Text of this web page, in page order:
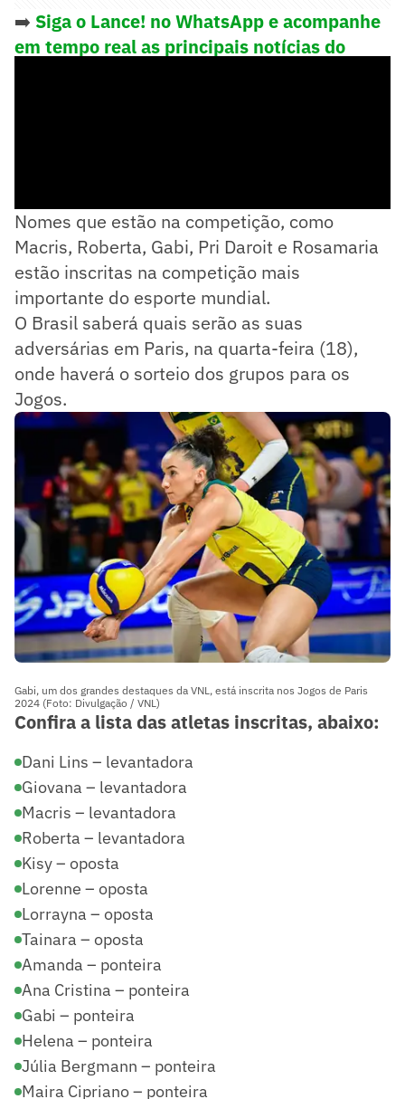
➡️ Siga o Lance! no WhatsApp e acompanhe
em tempo real as principais notícias do
Nomes que estão na competição, como
Macris, Roberta, Gabi, Pri Daroit e Rosamaria
estão inscritas na competição mais
importante do esporte mundial.
O Brasil saberá quais serão as suas
adversárias em Paris, na quarta-feira (18),
onde haverá o sorteio dos grupos para os
Jogos.
Gabi, um dos grandes destaques da VNL, está inscrita nos Jogos de Paris
2024 (Foto: Divulgação / VNL)
Confira a lista das atletas inscritas, abaixo:
Dani Lins – levantadora
Giovana – levantadora
Macris – levantadora
Roberta – levantadora
Kisy – oposta
Lorenne – oposta
Lorrayna – oposta
Tainara – oposta
Amanda – ponteira
Ana Cristina – ponteira
Gabi – ponteira
Helena – ponteira
Júlia Bergmann – ponteira
Maira Cipriano – ponteira